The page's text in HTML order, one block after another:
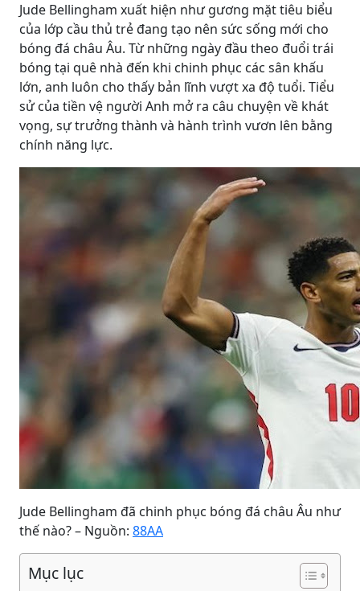
Jude Bellingham xuất hiện như gương mặt tiêu biểu
của lớp cầu thủ trẻ đang tạo nên sức sống mới cho
bóng đá châu Âu. Từ những ngày đầu theo đuổi trái
bóng tại quê nhà đến khi chinh phục các sân khấu
lớn, anh luôn cho thấy bản lĩnh vượt xa độ tuổi. Tiểu
sử của tiền vệ người Anh mở ra câu chuyện về khát
vọng, sự trưởng thành và hành trình vươn lên bằng
chính năng lực.
Jude Bellingham đã chinh phục bóng đá châu Âu như
thế nào? – Nguồn: 88AA
Mục lục